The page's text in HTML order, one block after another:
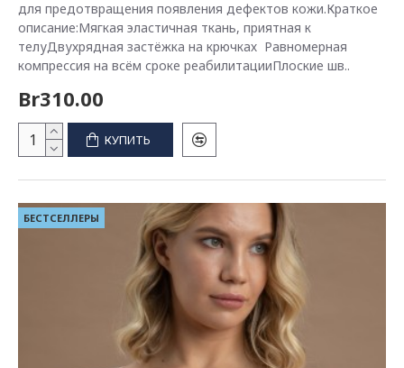
для предотвращения появления дефектов кожи.Краткое
описание:Мягкая эластичная ткань, приятная к
телуДвухрядная застёжка на крючках Равномерная
компрессия на всём сроке реабилитацииПлоские шв..
Br310.00
КУПИТЬ
БЕСТСЕЛЛЕРЫ